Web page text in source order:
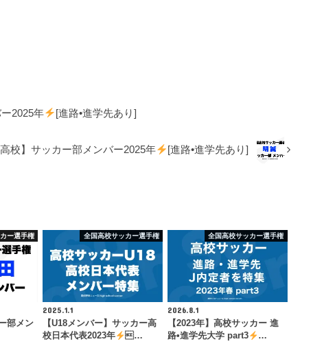
2025年 [進路•進学先あり]
高校】サッカー部メンバー2025年 [進路•進学先あり]
ー選手権
部メン
全国高校サッカー選手権
2025.1.1
【U18メンバー】サッカー高
校日本代表2023年
…
全国高校サッカー選手権
2026.8.1
【2023年】高校サッカー 進
路•進学先大学 part3
…